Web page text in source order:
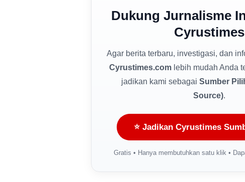
Dukung Jurnalisme
Cyrustimes
Agar berita terbaru, investigasi, dan
Cyrustimes.comlebih mudah Anda
jadikan kami sebagai Sumber
Source).
⭐ Jadikan Cyrustimes
Gratis • Hanya membutuhkan satu klik •